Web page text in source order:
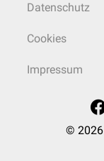
Datenschutz
Cookies
Impressum
© 2026